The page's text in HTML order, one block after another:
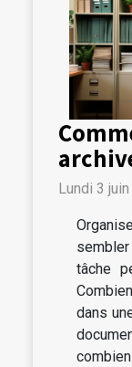
Lundi 3
tâche
dans